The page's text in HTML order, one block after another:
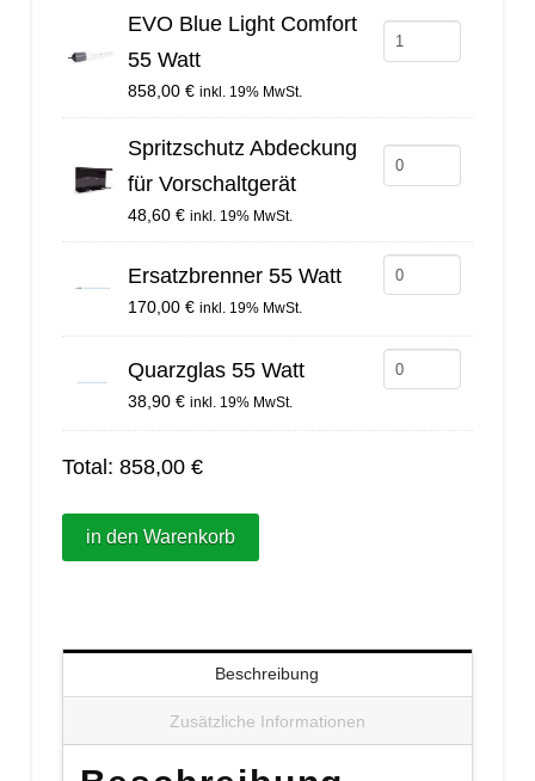
EVO Blue Light Comfort
55 Watt
858,00 € inkl. 19% MwSt.
EVO
Comfort
55
Menge
Spritzschutz Abdeckung
für Vorschaltgerät
48,60 € inkl. 19% MwSt.
Spritzschutz
Vorschaltgerät
Ersatzbrenner 55 Watt
170,00 € inkl. 19% MwSt.
Ersatzbrenner
Watt
Menge
Quarzglas 55 Watt
38,90 € inkl. 19% MwSt.
Quarzglas
Watt
Total: 858,00 €
in den Warenkorb
Beschreibung
Zusätzliche Informationen